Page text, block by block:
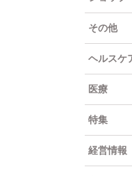
その他
ヘルスケ
医療
特集
経営情報